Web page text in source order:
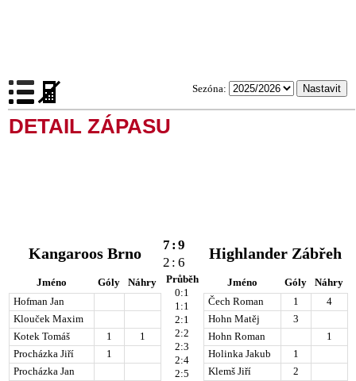
Sezóna:
DETAIL ZÁPASU
Kangaroos Brno 7 :9
2 : 6
Highlander Zábřeh
Jméno Góly
Náhry
Hofman Jan
Klouček Maxim
Kotek Tomáš
1
1
Procházka Jiří
1
Procházka Jan
Průběh
0:1
1:1
2:1
2:2
2:3
2:4
2:5
Jméno Góly
Náhry
Čech Roman
1
4
Hohn Matěj
3
Hohn Roman
1
Holinka Jakub
1
Klemš Jiří
2